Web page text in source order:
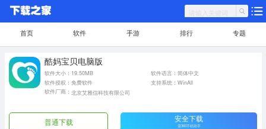
首页 软件 手游 排行 专题
酷妈宝贝电脑版
软件大小：19.50MB
软件语言：简体中文
软件授权：免费软件
支持系统：WinAll
软件厂商： 北京艾雅信科技有限公司
普通下载 安全下载
需360手机助手